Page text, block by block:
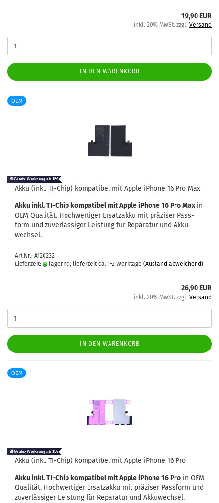
19,90 EUR
inkl. 20% MwSt. zzgl. Versand
IN DEN WARENKORB
OEM
Akku (inkl. TI-​Chip) kom­pa­ti­bel mit Apple iPho­ne 16 Pro Max
Akku inkl. TI-​Chip kom­pa­ti­bel mit Apple iPho­ne 16 Pro Max in
OEM Qua­li­tät. Hoch­wer­ti­ger Er­satz­ak­ku mit prä­zi­ser Pass­
form und zu­ver­läs­si­ger Leis­tung für Re­pa­ra­tur und Ak­ku­
wech­sel.
Art.Nr.: A120232
Lieferzeit:
lagernd, lieferzeit ca. 1-2 Werktage (Ausland abweichend)
26,90 EUR
inkl. 20% MwSt. zzgl. Versand
IN DEN WARENKORB
OEM
Akku (inkl. TI-​Chip) kom­pa­ti­bel mit Apple iPho­ne 16 Pro
Akku inkl. TI-​Chip kom­pa­ti­bel mit Apple iPho­ne 16 Pro in OEM
Qua­li­tät. Hoch­wer­ti­ger Er­satz­ak­ku mit prä­zi­ser Pass­form und
zu­ver­läs­si­ger Leis­tung für Re­pa­ra­tur und Ak­ku­wech­sel.